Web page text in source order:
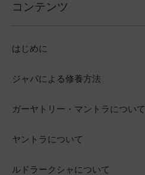
コンテンツ
はじめに
ジャパによる修養方法
ガーヤトリー・マントラについて
ヤントラについて
ルドラークシャについて